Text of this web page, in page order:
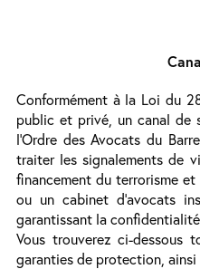
Conformément à la Loi du
public et privé, un canal de
l’Ordre des Avocats du
traiter les signalements de
financement du terrorisme
ou un cabinet d’avocats
garantissant la
Vous trouverez ci-dessous
garanties de protection,